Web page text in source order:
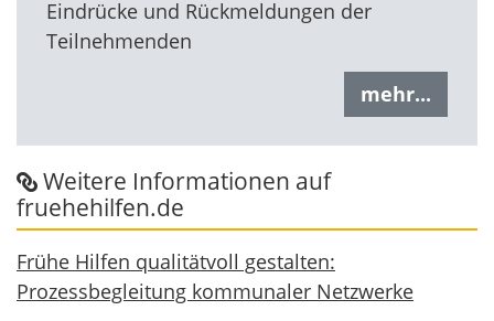
Eindrücke und Rückmeldungen der
Teilnehmenden
mehr...
Weitere Informationen auf
fruehehilfen.de
Frühe Hilfen qualitätvoll gestalten:
Prozessbegleitung kommunaler Netzwerke